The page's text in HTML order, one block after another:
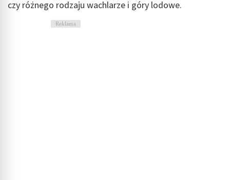
czy różnego rodzaju wachlarze i góry lodowe.
Reklama
spersonalizowanych treści
Pomiar efektywności reklam